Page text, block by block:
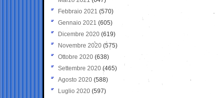
Febbraio 2021 (570)
Gennaio 2021 (605)
Dicembre 2020 (619)
Novembre 2020 (575)
Ottobre 2020 (638)
Settembre 2020(465)
Agosto 2020 (588)
Luglio 2020 (597)